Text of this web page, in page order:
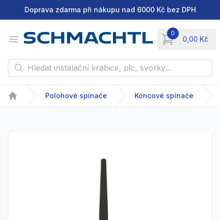
Doprava zdarma při nákupu nad 6000 Kč bez DPH
Open menu
0
0,00 Kč
items in cart,
Hledat instalační krabice, plc, svorky...
Home
Polohové spínače Koncové spínače